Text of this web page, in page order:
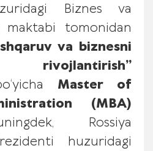
Biznes va
tomonidan
va biznesni
Master of
(MBA)
Rossiya
huzuridagi